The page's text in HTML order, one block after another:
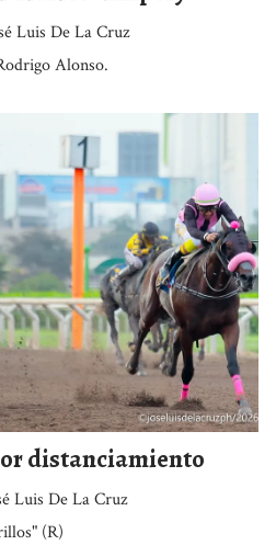
Luis De La Cruz
Alonso.
distanciamiento
Luis De La Cruz
(R)